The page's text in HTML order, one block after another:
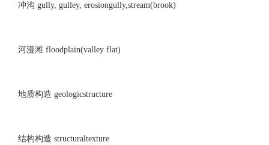
冲沟 gully, gulley, erosiongully,stream(brook)
河漫滩 floodplain(valley flat)
地质构造 geologicstructure
结构构造 structuraltexture